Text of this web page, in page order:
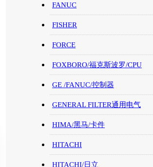
FANUC
FISHER
FORCE
FOXBORO/福克斯波罗/CPU
GE /FANUC/控制器
GENERAL FILTER通用电气
HIMA/黑马/卡件
HITACHI
HITACHI/日立